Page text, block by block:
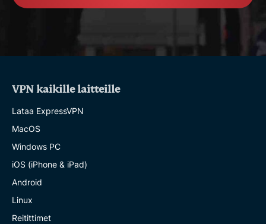
VPN kaikille laitteille
Lataa ExpressVPN
MacOS
Windows PC
iOS (iPhone & iPad)
Android
Linux
Reitittimet